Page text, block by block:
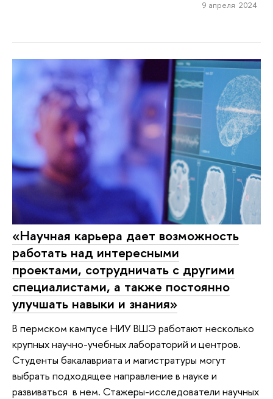
9 апреля 2024
«Научная карьера дает возможность
работать над интересными
проектами, сотрудничать с другими
специалистами, а также постоянно
улучшать навыки и знания»
В пермском кампусе НИУ ВШЭ работают несколько
крупных научно-учебных лабораторий и центров.
Студенты бакалавриата и магистратуры могут
выбрать подходящее направление в науке и
развиваться в нем. Стажеры-исследователи научных